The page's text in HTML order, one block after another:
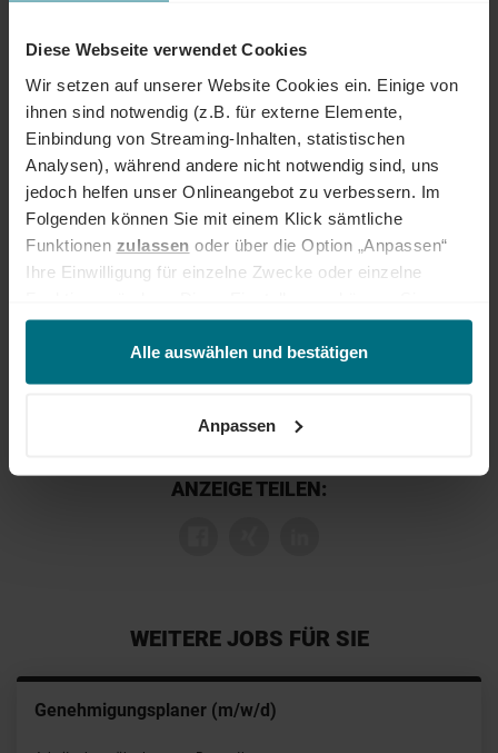
Diese Webseite verwendet Cookies
Wir setzen auf unserer Website Cookies ein. Einige von
ihnen sind notwendig (z.B. für externe Elemente,
Einbindung von Streaming-Inhalten, statistischen
Analysen), während andere nicht notwendig sind, uns
jedoch helfen unser Onlineangebot zu verbessern. Im
Folgenden können Sie mit einem Klick sämtliche
Funktionen zulassen oder über die Option „Anpassen“
Ihre Einwilligung für einzelne Zwecke oder einzelne
jederzeit über unserenCookie-Hinweisaufrufen
und/oder nachträglich jederzeit anpassen. Weitere
Informationen erhalten Sie über unseren
Alle auswählen und bestätigen
Anpassen
Dann freuen wir uns über eine aussagekräftige Bewerbung inkl.
Gehaltsvorstellung und frühestem Eintrittstermin über unser
Onlineportal.
Jetzt bewerben
Ihre Ansprechperson
Joanna Gurbierz
ANZEIGE TEILEN:
WEITERE JOBS FÜR SIE
Genehmigungsplaner (m/w/d)